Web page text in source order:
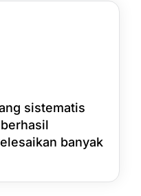
sistematis
banyak